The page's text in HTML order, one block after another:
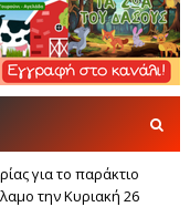
για το παράκτιο
την Κυριακή 26